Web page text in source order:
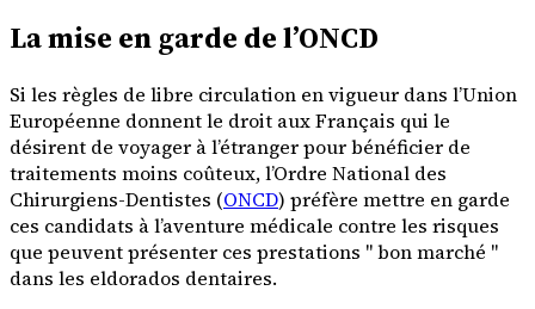
La mise en garde de l’ONCD
Si les règles de libre circulation en vigueur dans l’Union
Européenne donnent le droit aux Français qui le
désirent de voyager à l’étranger pour bénéficier de
traitements moins coûteux, l’Ordre National des
Chirurgiens-Dentistes (ONCD) préfère mettre en garde
ces candidats à l’aventure médicale contre les risques
que peuvent présenter ces prestations " bon marché "
dans les eldorados dentaires.